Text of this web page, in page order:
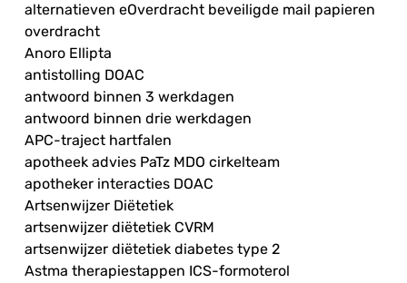
alternatieven eOverdracht beveiligde mail papieren
overdracht
Anoro Ellipta
antistolling DOAC
antwoord binnen 3 werkdagen
antwoord binnen drie werkdagen
APC-traject hartfalen
apotheek advies PaTz MDO cirkelteam
apotheker interacties DOAC
Artsenwijzer Diëtetiek
artsenwijzer diëtetiek CVRM
artsenwijzer diëtetiek diabetes type 2
Astma therapiestappen ICS-formoterol